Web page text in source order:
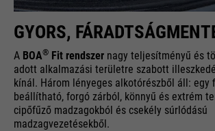
GYORS,
A BOA® Fit rendszer nagy teljesítményű és
adott alkalmazási területre szabott
kínál. Három lényeges alkotórészből áll: egy
beállítható, forgó zárból, könnyű és extrém
cipőfűző madzagokból és csekély súrlódású
madzagvezetésekből.